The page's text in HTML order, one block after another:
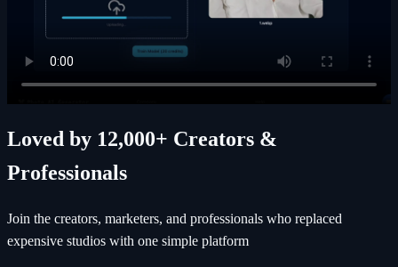
Loved by 12,000+ Creators &
Professionals
Join the creators, marketers, and professionals who replaced
expensive studios with one simple platform